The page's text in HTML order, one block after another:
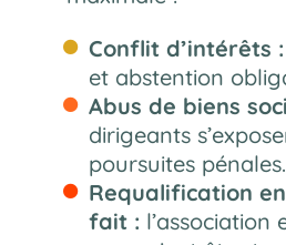
Conflit d’intérêts :
et abstention
Abus de biens
dirigeants
poursuites pénales.
Requalification
fait : l’association